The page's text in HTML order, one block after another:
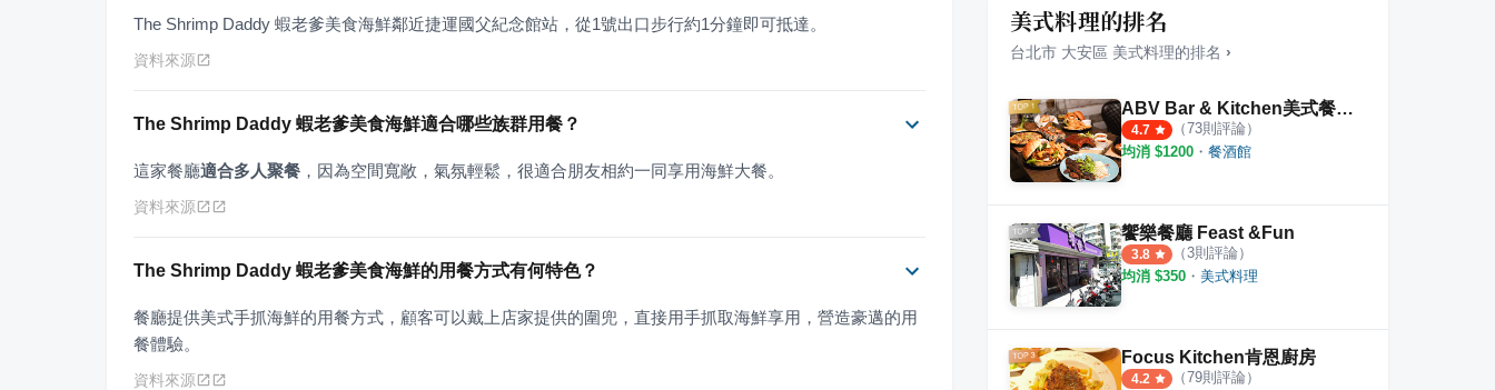
The Shrimp Daddy 蝦老爹美食海鮮鄰近捷運國父紀念館站，從1號出口步行約1分鐘即可抵達。
資料來源
The Shrimp Daddy 蝦老爹美食海鮮適合哪些族群用餐？
這家餐廳適合多人聚餐 ，因為空間寬敞，氣氛輕鬆，很適合朋友相約一同享用海鮮大餐。
資料來源
The Shrimp Daddy 蝦老爹美食海鮮的用餐方式有何特色？
餐廳提供美式手抓海鮮的用餐方式，顧客可以戴上店家提供的圍兜，直接用手抓取海鮮享用，營造豪邁的用
餐體驗。
資料來源
美式料理的排名
台北市 大安區 美式料理的排名 ›
ABV Bar & Kitchen美式餐酒館
4.7 （73則評論）
均消 $1200 ・ 餐酒館
饗樂餐廳 Feast &Fun
3.8 （3則評論）
均消 $350 ・ 美式料理
Focus Kitchen肯恩廚房
4.2 （79則評論）